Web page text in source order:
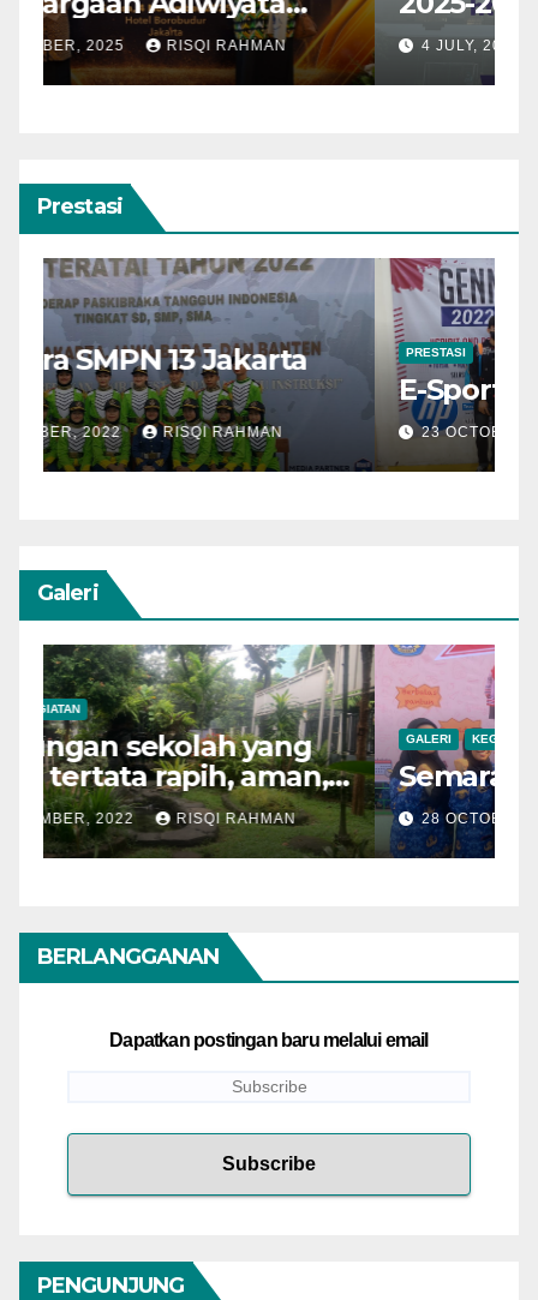
4 JULY, 2025 RISQI RAHMAN
Prestasi
PRESTASI
E-Sport SMPN 13 Jakarta
23 OCTOBER, 2022 RISQI RAHMAN
Galeri
GALERI KEGIATAN
Semarak Bulan Bahasa
28 OCTOBER, 2022 RISQI RAHMAN
BERLANGGANAN
Dapatkan postingan baru melalui email
PENGUNJUNG